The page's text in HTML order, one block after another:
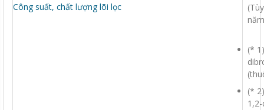
Công suất, chất lượng lõi lọc
(*
(*